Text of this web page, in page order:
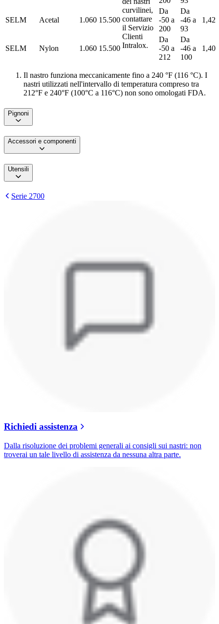
curvilinei,
contattare
il Servizio
Clienti
Intralox.
SELM Acetal 1.060 15.500
Da
-50 a
200
Da
-46 a
93
1,42
SELM Nylon 1.060 15.500
Da
-50 a
212
Da
-46 a
100
1,40
Il nastro funziona meccanicamente fino a 240 °F (116 °C). I
nastri utilizzati nell'intervallo di temperatura compreso tra
212°F e 240°F (100°C a 116°C) non sono omologati FDA.
Pignoni
Accessori e componenti
Utensili
Serie 2700
Richiedi assistenza
Dalla risoluzione dei problemi generali ai consigli sui nastri: non
troverai un tale livello di assistenza da nessuna altra parte.